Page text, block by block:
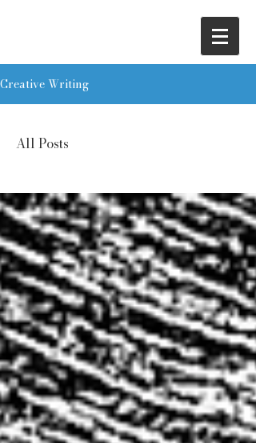
Creative Writing
All Posts